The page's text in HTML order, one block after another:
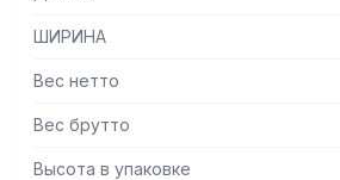
защищает сотрудников горячего цеха.
— Бескаркасный
0,8мм
ШИРИНА
Вес нетто
Вес брутто
Высота в упаковке